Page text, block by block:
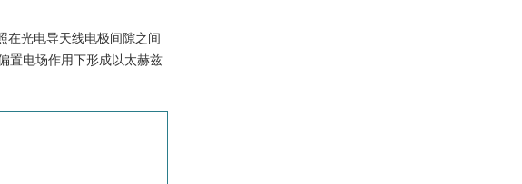
在光电导天线电极间隙之间
置电场作用下形成以太赫兹